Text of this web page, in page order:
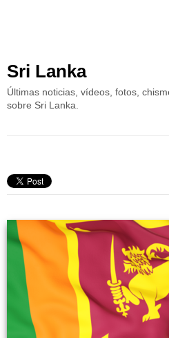
Sri Lanka
Últimas noticias, vídeos, fotos,
sobre Sri Lanka.